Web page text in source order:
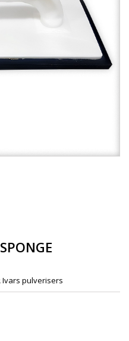
Ivars pulverisers